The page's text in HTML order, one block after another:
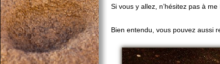
Si vous y allez, n’hésitez pas à
Bien entendu, vous pouvez aussi